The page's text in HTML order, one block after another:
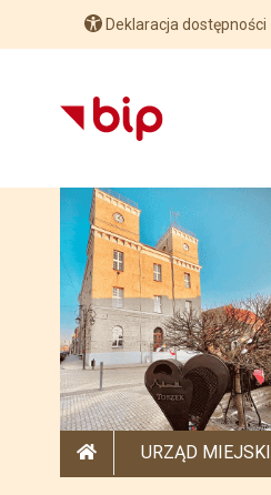
Deklaracja dostępności
URZĄD MIEJSKI